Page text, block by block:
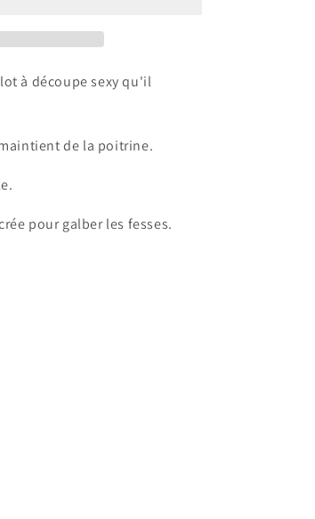
à découpe sexy qu'il
de la poitrine.
pour galber les fesses.